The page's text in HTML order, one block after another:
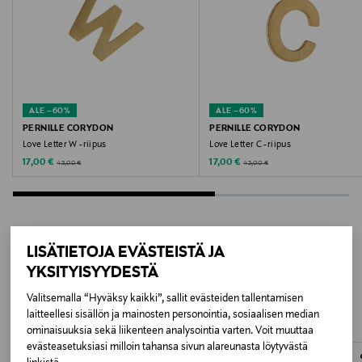
LISÄTIETOJA EVÄSTEISTÄ JA
YKSITYISYYDESTÄ
Valitsemalla “Hyväksy kaikki”, sallit evästeiden tallentamisen
laitteellesi sisällön ja mainosten personointia, sosiaalisen median
ominaisuuksia sekä liikenteen analysointia varten. Voit muuttaa
evästeasetuksiasi milloin tahansa sivun alareunasta löytyvästä
Pyyhitään pehmeällä liinalla
Valmistusmaa
Thaimaa
Valmistajan tuotenumero
Valmistaja
Valmistajan osoite
Kannikepladsen 6, 1 6100 Haderslev Denmark
ALE –60%
PERNILLE CORYDON
Love Letter W -riipus
Discounted Price
17,00 € Original Price
43,00 €
ALE –60%
PERNILLE CORYDON
Love Letter C -riipus
Discounted Price
17,00 € Original Price
43,00 €
LISÄÄ KIINNOSTAVIA
TUOTTEITA